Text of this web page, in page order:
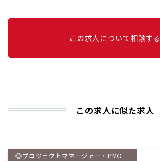
この求人について相談する
この求人に似た求人
◎プロジェクトマネージャー・PMO